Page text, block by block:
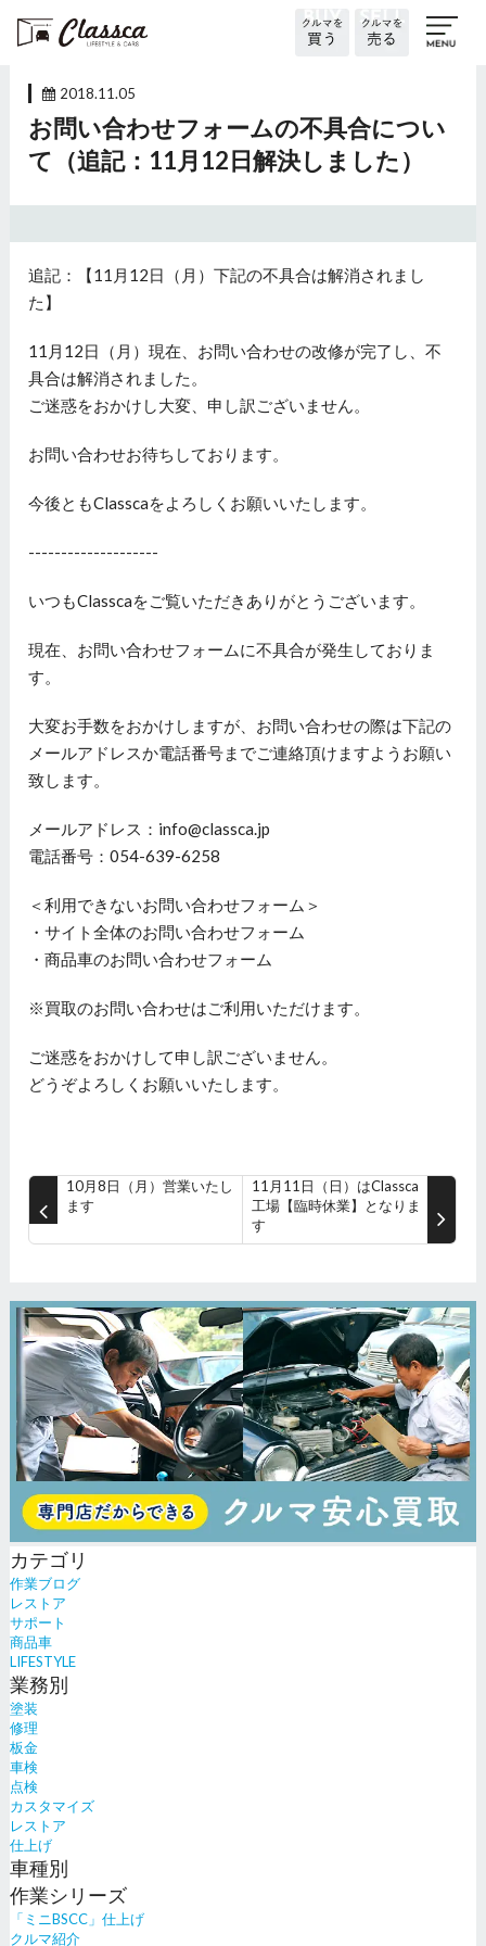
2018.11.05
お問い合わせフォームの不具合につい
て（追記：11月12日解決しました）
追記：【11月12日（月）下記の不具合は解消されまし
た】
11月12日（月）現在、お問い合わせの改修が完了し、不
具合は解消されました。
ご迷惑をおかけし大変、申し訳ございません。
お問い合わせお待ちしております。
今後ともClasscaをよろしくお願いいたします。
--------------------
いつもClasscaをご覧いただきありがとうございます。
現在、お問い合わせフォームに不具合が発生しておりま
す。
大変お手数をおかけしますが、お問い合わせの際は下記の
メールアドレスか電話番号までご連絡頂けますようお願い
致します。
メールアドレス：info@classca.jp
電話番号：054-639-6258
＜利用できないお問い合わせフォーム＞
・サイト全体のお問い合わせフォーム
・商品車のお問い合わせフォーム
※買取のお問い合わせはご利用いただけます。
ご迷惑をおかけして申し訳ございません。
どうぞよろしくお願いいたします。
10月8日（月）営業いたし
ます
11月11日（日）はClassca
工場【臨時休業】となりま
す
カテゴリ
作業ブログ
レストア
サポート
商品車
LIFESTYLE
業務別
塗装
修理
板金
車検
点検
カスタマイズ
レストア
仕上げ
車種別
作業シリーズ
「ミニBSCC」仕上げ
クルマ紹介